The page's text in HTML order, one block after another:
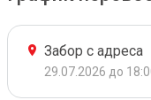
Забор с адреса
29.07.2026 до